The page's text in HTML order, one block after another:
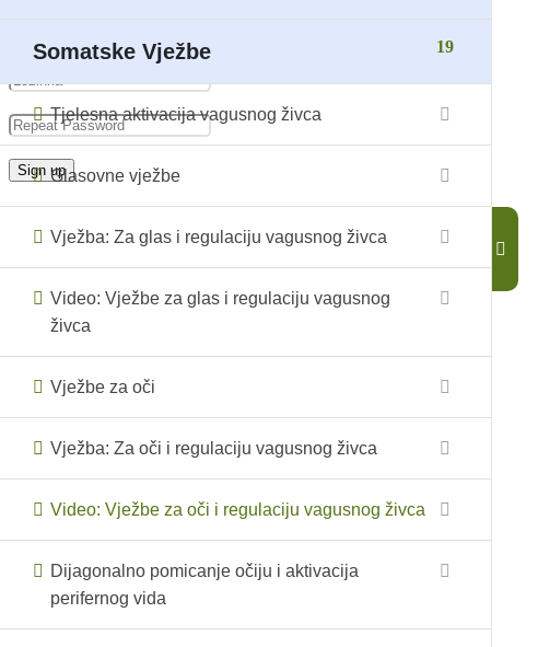
Somatske Vježbe 19
Tjelesna aktivacija vagusnog živca
Glasovne vježbe
Vježba: Za glas i regulaciju vagusnog živca
Video: Vježbe za glas i regulaciju vagusnog
živca
Vježbe za oči
Vježba: Za oči i regulaciju vagusnog živca
Video: Vježbe za oči i regulaciju vagusnog živca
Dijagonalno pomicanje očiju i aktivacija
perifernog vida